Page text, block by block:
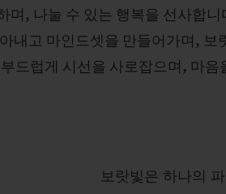
며, 나눌 수 있는 행복을 선사합
내고 마인드셋을 만들어가며,
드럽게 시선을 사로잡으며, 마
보랏빛은 하나의